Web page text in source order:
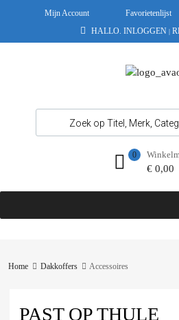
Mijn Account Favorietenlijst
HALLO. INLOGGEN |
€0,00
0
Home Dakkoffers Accessoires
PAST OP THULE